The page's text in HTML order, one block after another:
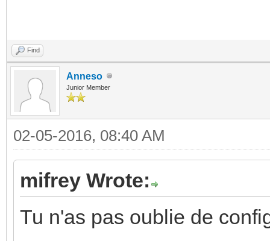
Find
Anneso
Junior Member
02-05-2016, 08:40 AM
mifrey Wrote:
Tu n'as pas oublie de